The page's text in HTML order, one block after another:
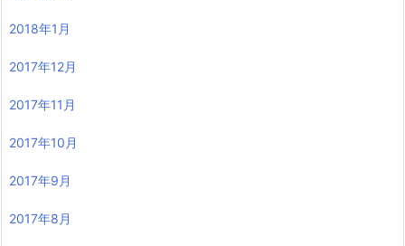
2018年1月
2017年12月
2017年11月
2017年10月
2017年9月
2017年8月